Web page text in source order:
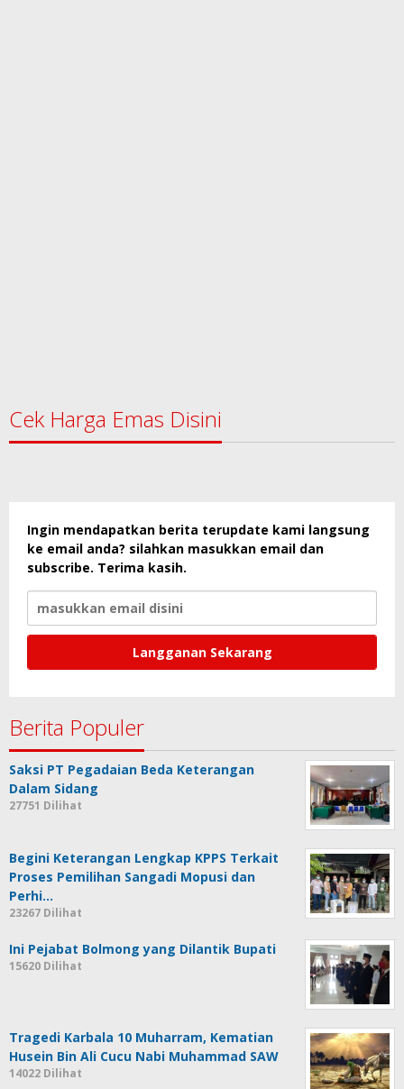
Cek Harga Emas Disini
Ingin mendapatkan berita terupdate kami langsung
ke email anda? silahkan masukkan email dan
subscribe. Terima kasih.
Berita Populer
Saksi PT Pegadaian Beda Keterangan
Dalam Sidang
27751 Dilihat
Begini Keterangan Lengkap KPPS Terkait
Proses Pemilihan Sangadi Mopusi dan
Perhi…
23267 Dilihat
Ini Pejabat Bolmong yang Dilantik Bupati
15620 Dilihat
Tragedi Karbala 10 Muharram, Kematian
Husein Bin Ali Cucu Nabi Muhammad SAW
14022 Dilihat